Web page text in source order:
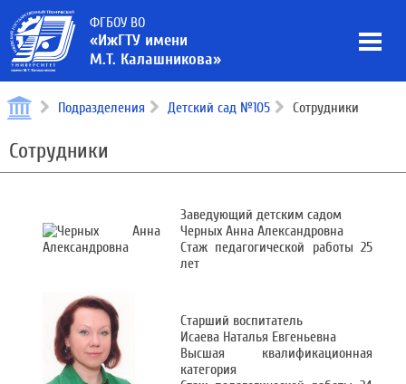
ФГБОУ ВО
«ИжГТУ имени
М.Т. Калашникова»
Подразделения Детский сад №105 Сотрудники
Сотрудники
Заведующий детским садом
Черных Анна Александровна
Стаж педагогической работы 25
лет
Старший воспитатель
Исаева Наталья Евгеньевна
Высшая квалификационная
категория